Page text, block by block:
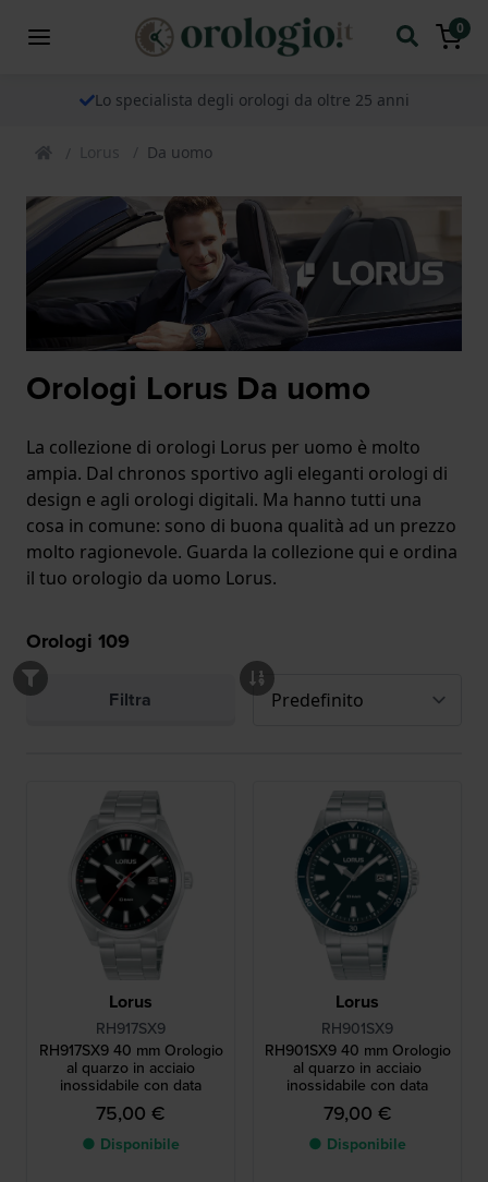
0
Lo specialista degli orologi da oltre 25 anni
Lorus Da uomo
Orologi Lorus Da uomo
La collezione di orologi Lorus per uomo è molto
ampia. Dal chronos sportivo agli eleganti orologi di
design e agli orologi digitali. Ma hanno tutti una
cosa in comune: sono di buona qualità ad un prezzo
molto ragionevole. Guarda la collezione qui e ordina
il tuo orologio da uomo Lorus.
Orologi 109
Filtra
Lorus
RH917SX9
RH917SX9 40 mm Orologio
al quarzo in acciaio
inossidabile con data
75,00 €
● Disponibile
Lorus
RH901SX9
RH901SX9 40 mm Orologio
al quarzo in acciaio
inossidabile con data
79,00 €
● Disponibile